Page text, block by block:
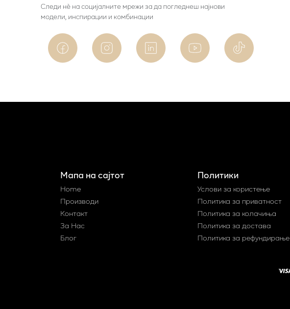
Следи нѐ на социјалните мрежи за да погледнеш најнови
модели, инспирации и комбинации
Мапа на сајтот
Home
Производи
Контакт
За Нас
Блог
Политики
Услови за користење
Политика за приватност
Политика за колачиња
Политика за достава
Политика за рефундирање